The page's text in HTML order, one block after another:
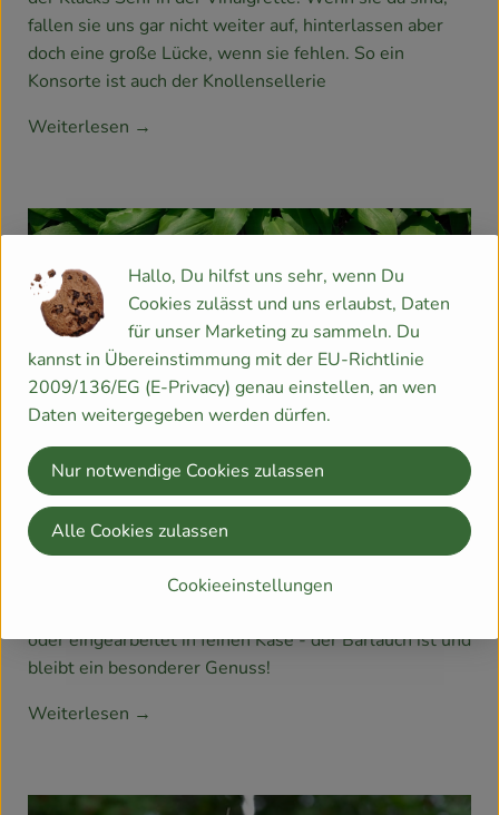
fallen sie uns gar nicht weiter auf, hinterlassen aber
doch eine große Lücke, wenn sie fehlen. So ein
Konsorte ist auch der Knollensellerie
Weiterlesen →
Der Bärlauch ist wieder da!
23.3.2022 Aus den Wäldern Rastatts bei Karlsruhe
kommt er nun zu uns, der wohlschmeckende Vorbote
des Frühlings. Die Rede ist vom Bärlauch, auf den wir
oder eingearbeitet in feinen Käse - der Bärlauch ist und
bleibt ein besonderer Genuss!
Weiterlesen →
Hallo, Du hilfst uns sehr, wenn Du
Cookies zulässt und uns erlaubst, Daten
für unser Marketing zu sammeln. Du
kannst in Übereinstimmung mit der EU-Richtlinie
2009/136/EG (E-Privacy) genau einstellen, an wen
Daten weitergegeben werden dürfen.
Cookieeinstellungen
Nur notwendige Cookies zulassen
Alle Cookies zulassen